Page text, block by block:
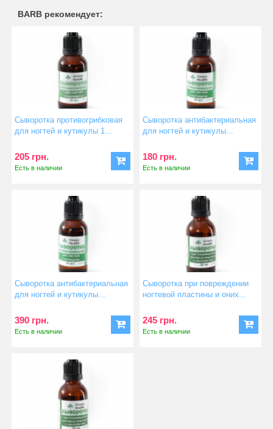
BARB рекомендует:
Сыворотка противогрибковая
для ногтей и кутикулы 1...
205 грн.
Есть в наличии
Сыворотка антибактериальная
для ногтей и кутикулы...
180 грн.
Есть в наличии
Сыворотка антибактериальная
для ногтей и кутикулы...
390 грн.
Есть в наличии
Сыворотка при повреждении
ногтевой пластины и оних...
245 грн.
Есть в наличии